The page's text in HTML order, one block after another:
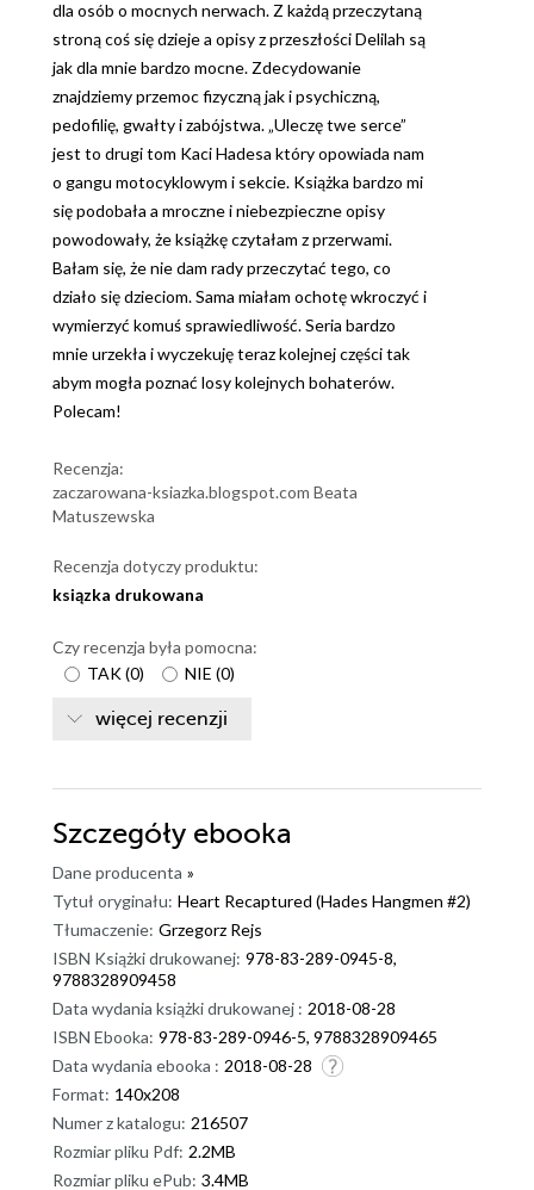
dla osób o mocnych nerwach. Z każdą przeczytaną
stroną coś się dzieje a opisy z przeszłości Delilah są
jak dla mnie bardzo mocne. Zdecydowanie
znajdziemy przemoc fizyczną jak i psychiczną,
pedofilię, gwałty i zabójstwa. „Uleczę twe serce”
jest to drugi tom Kaci Hadesa który opowiada nam
o gangu motocyklowym i sekcie. Książka bardzo mi
się podobała a mroczne i niebezpieczne opisy
powodowały, że książkę czytałam z przerwami.
Bałam się, że nie dam rady przeczytać tego, co
działo się dzieciom. Sama miałam ochotę wkroczyć i
wymierzyć komuś sprawiedliwość. Seria bardzo
mnie urzekła i wyczekuję teraz kolejnej części tak
abym mogła poznać losy kolejnych bohaterów.
Polecam!
Recenzja:
zaczarowana-ksiazka.blogspot.com Beata
Matuszewska
Recenzja dotyczy produktu:
ksiązka drukowana
Czy recenzja była pomocna:
TAK(0) NIE (0)
więcej recenzji
Szczegóły ebooka
Dane producenta »
Tytuł oryginału: Heart Recaptured (Hades Hangmen #2)
Tłumaczenie: Grzegorz Rejs
ISBN Książki drukowanej: 978-83-289-0945-8,
9788328909458
Data wydania książki drukowanej : 2018-08-28
ISBN Ebooka: 978-83-289-0946-5, 9788328909465
Data wydania ebooka : 2018-08-28
Format: 140x208
Numer z katalogu: 216507
Rozmiar pliku Pdf: 2.2MB
Rozmiar pliku ePub: 3.4MB